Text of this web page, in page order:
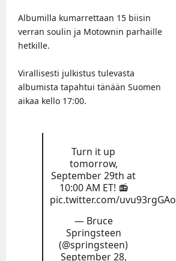
Albumilla kumarrettaan 15 biisin
verran soulin ja Motownin parhaille
hetkille.
Virallisesti julkistus tulevasta
albumista tapahtui tänään Suomen
aikaa kello 17:00.
Turn it up
tomorrow,
September 29th at
10:00 AM ET! 📻
pic.twitter.com/uvu93rgGAo
— Bruce
Springsteen
(@springsteen)
September 28,